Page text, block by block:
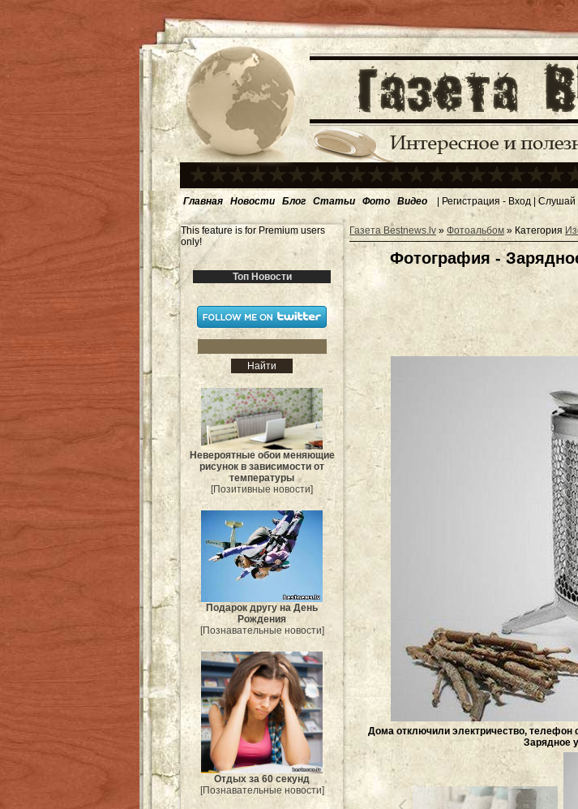
Главная Новости Блог Статьи Фото Видео | Регистрация - Вход | Слушай
This feature is for Premium users
only!
Топ Новости
Невероятные обои меняющие
рисунок в зависимости от
температуры
[Позитивные новости]
Подарок другу на День
Рождения
[Познавательные новости]
Отдых за 60 секунд
[Познавательные новости]
Газета Bestnews.lv» Фотоальбом » Категория
Фотография -
Дома отключили электричество, телефон
Зарядное